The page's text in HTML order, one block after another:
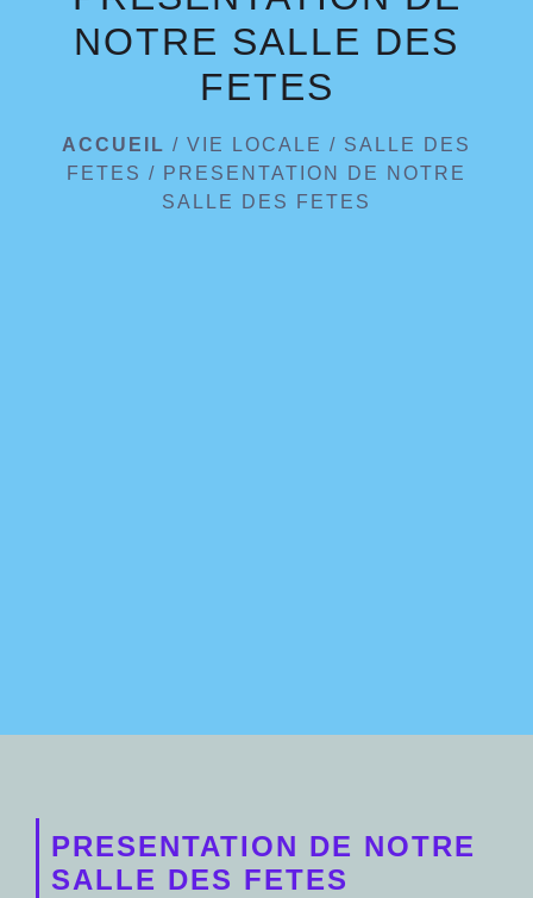
NOTRE SALLE DES
FETES
ACCUEIL / VIE LOCALE / SALLE DES
FETES / PRESENTATION DE NOTRE
SALLE DES FETES
PRESENTATION DE NOTRE
SALLE DES FETES